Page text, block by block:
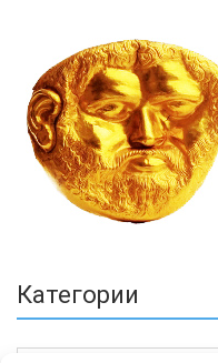
Категории